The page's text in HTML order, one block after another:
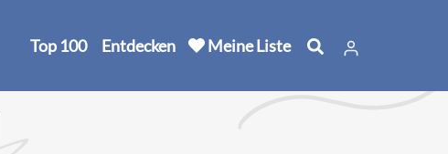
Top 100 Entdecken Meine Liste